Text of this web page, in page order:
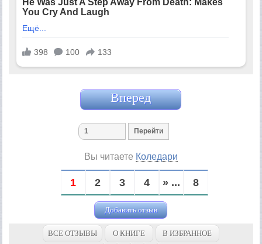
Вперед
Вы читаете Коледари
1 2 3 4 » ... 8
Добавить отзыв
ВСЕ ОТЗЫВЫ О КНИГЕ В ИЗБРАННОЕ